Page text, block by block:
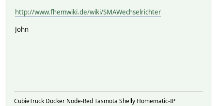
http://www.fhemwiki.de/wiki/SMAWechselrichter
John
CubieTruck Docker Node-Red Tasmota Shelly Homematic-IP